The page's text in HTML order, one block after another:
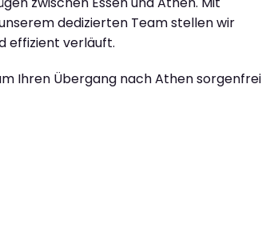
dedizierten Team stellen wir
effizient verläuft.
Ihren Übergang nach Athen sorgenfrei